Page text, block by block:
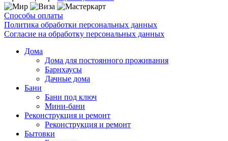
Способы оплаты
Политика обработки персональных данных
Согласие на обработку персональных данных
Дома
Дома для постоянного проживания
Барнхаусы
Дачные дома
Бани
Бани под ключ
Мини-бани
Реконструкция и ремонт
Реконструкция и ремонт
Бытовки